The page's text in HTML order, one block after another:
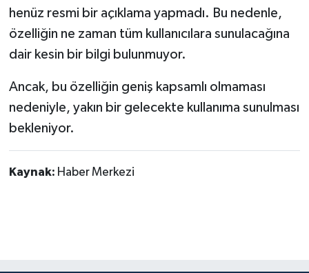
henüz resmi bir açıklama yapmadı. Bu nedenle,
özelliğin ne zaman tüm kullanıcılara sunulacağına
dair kesin bir bilgi bulunmuyor.
Ancak, bu özelliğin geniş kapsamlı olmaması
nedeniyle, yakın bir gelecekte kullanıma sunulması
bekleniyor.
Kaynak: Haber Merkezi